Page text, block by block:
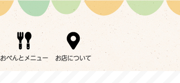
おべんとメニュー お店について